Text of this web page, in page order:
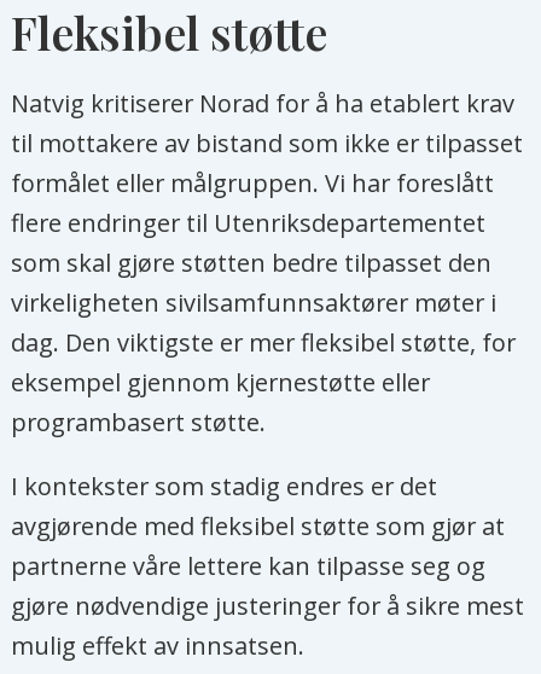
Fleksibel støtte
Natvig kritiserer Norad for å ha etablert krav
til mottakere av bistand som ikke er tilpasset
formålet eller målgruppen. Vi har foreslått
flere endringer til Utenriksdepartementet
som skal gjøre støtten bedre tilpasset den
virkeligheten sivilsamfunnsaktører møter i
dag. Den viktigste er mer fleksibel støtte, for
eksempel gjennom kjernestøtte eller
programbasert støtte.
I kontekster som stadig endres er det
avgjørende med fleksibel støtte som gjør at
partnerne våre lettere kan tilpasse seg og
gjøre nødvendige justeringer for å sikre mest
mulig effekt av innsatsen.